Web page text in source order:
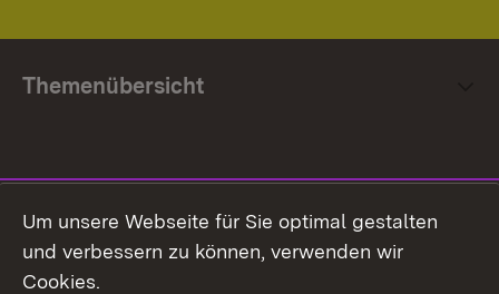
Themenübersicht
Facebook
Um unsere Webseite für Sie optimal gestalten
und verbessern zu können, verwenden wir
Cookies.